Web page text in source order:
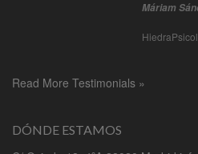
Máriam
Read More Testimonials »
DÓNDE ESTAMOS